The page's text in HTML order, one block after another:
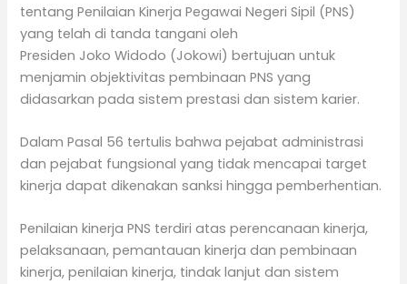
tentang Penilaian Kinerja Pegawai Negeri Sipil (PNS)
yang telah di tanda tangani oleh
Presiden Joko Widodo (Jokowi) bertujuan untuk
menjamin objektivitas pembinaan PNS yang
didasarkan pada sistem prestasi dan sistem karier.
Dalam Pasal 56 tertulis bahwa pejabat administrasi
dan pejabat fungsional yang tidak mencapai target
kinerja dapat dikenakan sanksi hingga pemberhentian.
Penilaian kinerja PNS terdiri atas perencanaan kinerja,
pelaksanaan, pemantauan kinerja dan pembinaan
kinerja, penilaian kinerja, tindak lanjut dan sistem